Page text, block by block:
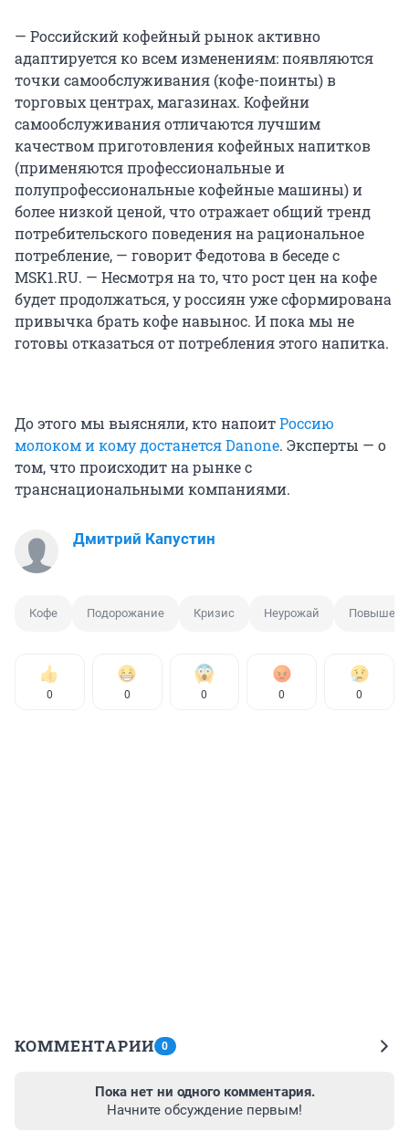
— Российский кофейный рынок активно
адаптируется ко всем изменениям: появляются
точки самообслуживания (кофе-поинты) в
торговых центрах, магазинах. Кофейни
самообслуживания отличаются лучшим
качеством приготовления кофейных напитков
(применяются профессиональные и
полупрофессиональные кофейные машины) и
более низкой ценой, что отражает общий тренд
потребительского поведения на рациональное
потребление, — говорит Федотова в беседе с
MSK1.RU. — Несмотря на то, что рост цен на кофе
будет продолжаться, у россиян уже сформирована
привычка брать кофе навынос. И пока мы не
готовы отказаться от потребления этого напитка.
До этого мы выясняли, кто напоитРоссию
молоком и кому достанется Danone. Эксперты — о
том, что происходит на рынке с
транснациональными компаниями.
Дмитрий Капустин
Кофе Подорожание Кризис Неурожай
0 0 0 0 0
КОММЕНТАРИИ 0
Пока нет ни одного комментария.
Начните обсуждение первым!